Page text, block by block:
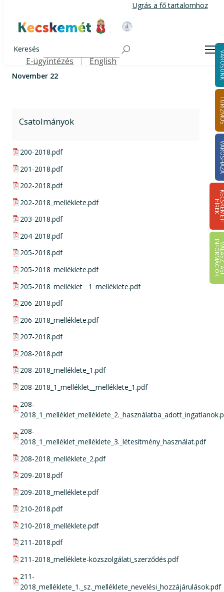
tartalomra
Ugrás a fő tartalomhoz
Kecskemét Város Honlapja
Keresés
Felső navigáció
E-ügyintézés English
H
K
I
K
Önkormányzat
Közgyűlési határozatok
November 22
November 22
Csatolmányok
pdf csatolmány:
200-2018.pdf
pdf csatolmány:
201-2018.pdf
pdf csatolmány:
202-2018.pdf
pdf csatolmány:
202-2018_melléklete.pdf
pdf csatolmány:
203-2018.pdf
pdf csatolmány:
204-2018.pdf
pdf csatolmány:
205-2018.pdf
pdf csatolmány:
205-2018_melléklete.pdf
pdf csatolmány:
205-2018_melléklet__1_melléklete.pdf
pdf csatolmány:
206-2018.pdf
pdf csatolmány:
206-2018_melléklete.pdf
pdf csatolmány:
207-2018.pdf
pdf csatolmány:
208-2018.pdf
pdf csatolmány:
208-2018_melléklete_1.pdf
pdf csatolmány:
208-2018_1_melléklet__melléklete_1.pdf
pdf csatolmány:
208-
pdf csatolmány:
208-
2018_1_melléklet_melléklete_3._létesítmény_használat.pdf
pdf csatolmány:
208-2018_melléklete_2.pdf
pdf csatolmány:
209-2018.pdf
pdf csatolmány:
209-2018_melléklete.pdf
pdf csatolmány:
210-2018.pdf
pdf csatolmány:
210-2018_melléklete.pdf
pdf csatolmány:
211-2018.pdf
pdf csatolmány:
211-2018_melléklete-közszolgálati_szerződés.pdf
pdf csatolmány:
211-
2018_melléklete_1._sz._melléklete_nevelési_hozzájárulások.pdf